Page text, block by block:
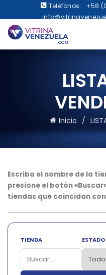
Teléfonos: +58
Inicio
Escriba el nombre de la
presione el botón
tiendas que coincidan
TIENDA ESTADO